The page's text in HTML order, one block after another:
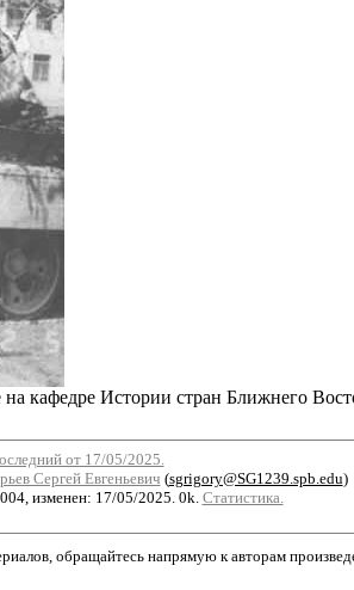
кафедре Истории стран Ближнего
от 17/05/2025.
Сергей Евгеньевич (sgrigory@SG1239.spb.edu)
изменен: 17/05/2025. 0k. Статистика.
обращайтесь напрямую к авторам